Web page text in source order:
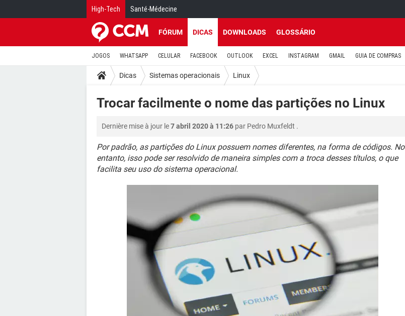
High-Tech Santé-Médecine
FÓRUM DICAS DOWNLOADS GLOSSÁRIO
JOGOS WHATSAPP CELULAR FACEBOOK OUTLOOK EXCEL INSTAGRAM GMAIL GUIA DE COMPRAS
Dicas Sistemas operacionais Linux
Trocar facilmente o nome das partições no Linux
Dernière mise à jour le7 abril 2020 à 11:26 par Pedro Muxfeldt .
Por padrão, as partições do Linux possuem nomes diferentes, na forma de códigos. No
entanto, isso pode ser resolvido de maneira simples com a troca desses títulos, o que
facilita seu uso do sistema operacional.